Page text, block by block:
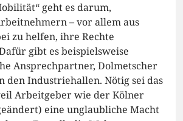
geht es darum,
– vor allem aus
zu helfen, ihre Rechte
gibt es beispielsweise
Ansprechpartner, Dolmetscher
den Industriehallen. Nötig sei das
Arbeitgeber wie der Kölner
eine unglaubliche Macht